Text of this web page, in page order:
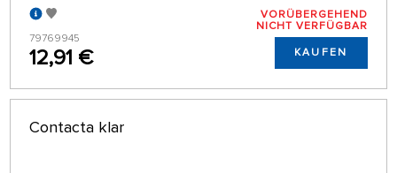
79769945
12,91 €
VORÜBERGEHEND
NICHT VERFÜGBAR
KAUFEN
Contacta klar